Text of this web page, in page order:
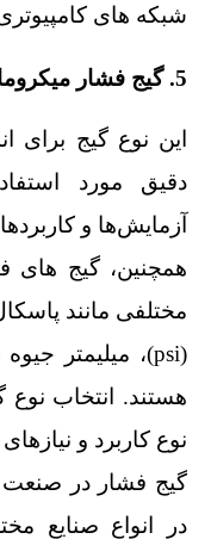
شبکه‌ های
5. گیج فشار میکرومانومتر (Micromanometer):
این نوع گیج برای
دقیق مورد
آزمایش‌ها و
همچنین، گیج‌ های
هستند. انتخاب نوع
نوع کاربرد و
گیج فشار در صنعت
در انواع صنایع